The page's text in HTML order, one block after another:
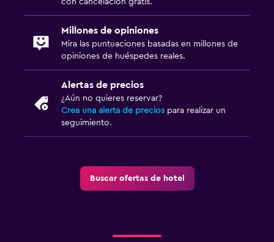
Millones de opiniones
Mira las puntuaciones basadas en millones de
opiniones de huéspedes reales.
Alertas de precios
¿Aún no quieres reservar?
Crea una alerta de precios para realizar un
seguimiento.
Buscar ofertas de hotel